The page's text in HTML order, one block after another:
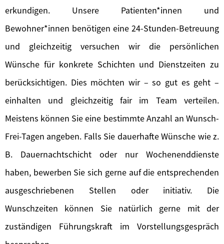
erkundigen. Unsere Patienten*innen und
Bewohner*innen benötigen eine 24-Stunden-Betreuung
und gleichzeitig versuchen wir die persönlichen
Wünsche für konkrete Schichten und Dienstzeiten zu
berücksichtigen. Dies möchten wir – so gut es geht –
einhalten und gleichzeitig fair im Team verteilen.
Meistens können Sie eine bestimmte Anzahl an Wunsch-
Frei-Tagen angeben. Falls Sie dauerhafte Wünsche wie z.
B. Dauernachtschicht oder nur Wochenenddienste
haben, bewerben Sie sich gerne auf die entsprechenden
ausgeschriebenen Stellen oder initiativ. Die
Wunschzeiten können Sie natürlich gerne mit der
zuständigen Führungskraft im Vorstellungsgespräch